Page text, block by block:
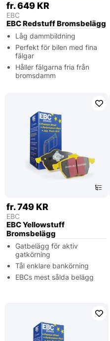
fr. 649 KR
EBC
EBC Redstuff Bromsbelägg
Låg dammbildning
Perfekt för bilen med fina
fälgar
Håller fälgarna fria från
bromsdamm
fr. 749 KR
EBC
EBC Yellowstuff
Bromsbelägg
Gatbelägg för aktiv
gatkörning
Tål enklare bankörning
EBCs mest sålda belägg